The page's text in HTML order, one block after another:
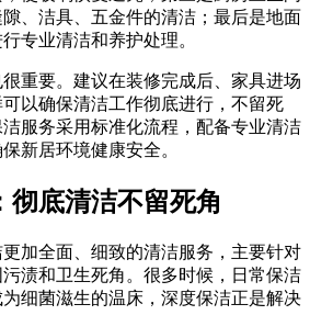
、洁具、五金件的清洁；最后是地面
专业清洁和养护处理。
重要。建议在装修完成后、家具进场
以确保清洁工作彻底进行，不留死
服务采用标准化流程，配备专业清洁
新居环境健康安全。
彻底清洁不留死角
加全面、细致的清洁服务，主要针对
渍和卫生死角。很多时候，日常保洁
细菌滋生的温床，深度保洁正是解决